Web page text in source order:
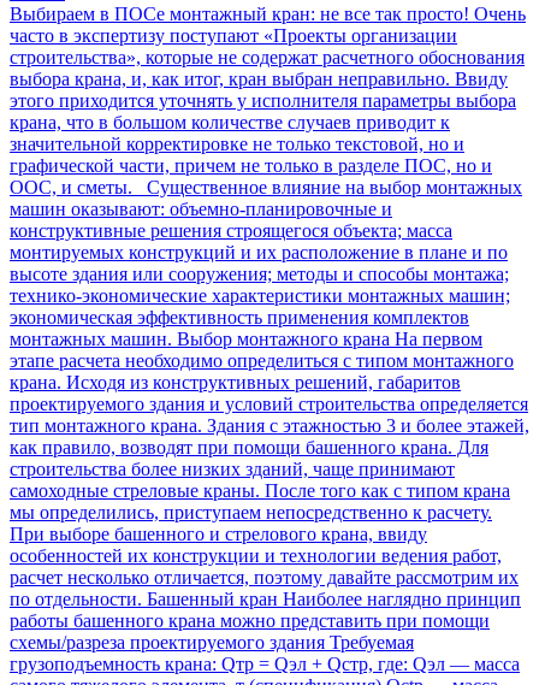
Выбираем в ПОСе монтажный кран: не все так просто! Очень
часто в экспертизу поступают «Проекты организации
строительства», которые не содержат расчетного обоснования
выбора крана, и, как итог, кран выбран неправильно. Ввиду
этого приходится уточнять у исполнителя параметры выбора
крана, что в большом количестве случаев приводит к
значительной корректировке не только текстовой, но и
графической части, причем не только в разделе ПОС, но и
ООС, и сметы. Существенное влияние на выбор монтажных
машин оказывают: объемно-планировочные и
конструктивные решения строящегося объекта; масса
монтируемых конструкций и их расположение в плане и по
высоте здания или сооружения; методы и способы монтажа;
технико-экономические характеристики монтажных машин;
экономическая эффективность применения комплектов
монтажных машин. Выбор монтажного крана На первом
этапе расчета необходимо определиться с типом монтажного
крана. Исходя из конструктивных решений, габаритов
проектируемого здания и условий строительства определяется
тип монтажного крана. Здания с этажностью 3 и более этажей,
как правило, возводят при помощи башенного крана. Для
строительства более низких зданий, чаще принимают
самоходные стреловые краны. После того как с типом крана
мы определились, приступаем непосредственно к расчету.
При выборе башенного и стрелового крана, ввиду
особенностей их конструкции и технологии ведения работ,
расчет несколько отличается, поэтому давайте рассмотрим их
по отдельности. Башенный кран Наиболее наглядно принцип
работы башенного крана можно представить при помощи
схемы/разреза проектируемого здания Требуемая
грузоподъемность крана: Qтр = Qэл + Qстр, где: Qэл — масса